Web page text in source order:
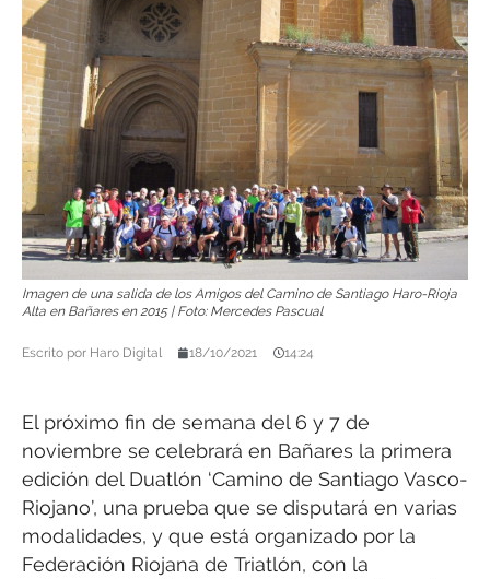
Imagen de una salida de los Amigos del Camino de Santiago Haro-Rioja
Alta en Bañares en 2015 | Foto: Mercedes Pascual
Escrito por Haro Digital 18/10/2021 14:24
El próximo fin de semana del 6 y 7 de
noviembre se celebrará en Bañares la primera
edición del Duatlón ‘Camino de Santiago Vasco-
Riojano’, una prueba que se disputará en varias
modalidades, y que está organizado por la
Federación Riojana de Triatlón, con la